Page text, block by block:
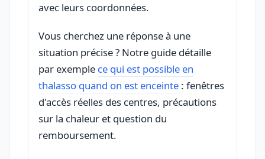
avec leurs coordonnées.
Vous cherchez une réponse à une
situation précise ? Notre guide détaille
par exemple ce qui est possible en
thalasso quand on est enceinte : fenêtres
d'accès réelles des centres, précautions
sur la chaleur et question du
remboursement.